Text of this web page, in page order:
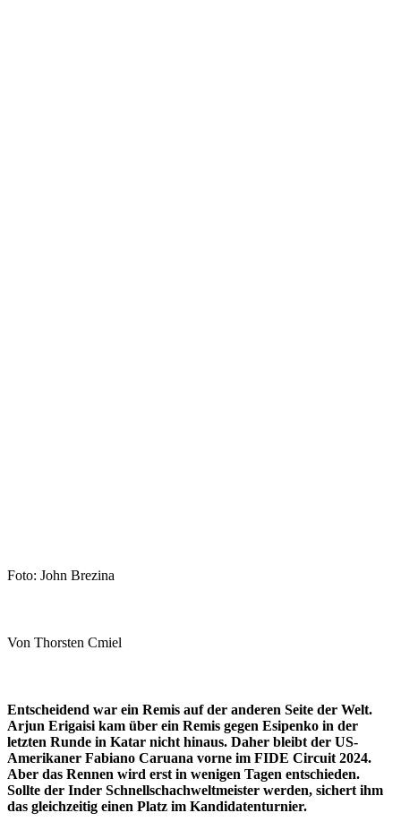
Foto: John Brezina
Von Thorsten Cmiel
Entscheidend war ein Remis auf der anderen Seite der Welt.
Arjun Erigaisi kam über ein Remis gegen Esipenko in der
letzten Runde in Katar nicht hinaus. Daher bleibt der US-
Amerikaner Fabiano Caruana vorne im FIDE Circuit 2024.
Aber das Rennen wird erst in wenigen Tagen entschieden.
Sollte der Inder Schnellschachweltmeister werden, sichert ihm
das gleichzeitig einen Platz im Kandidatenturnier.